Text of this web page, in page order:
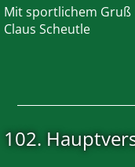
Mit sportlichem Gruß
Claus Scheutle
102.